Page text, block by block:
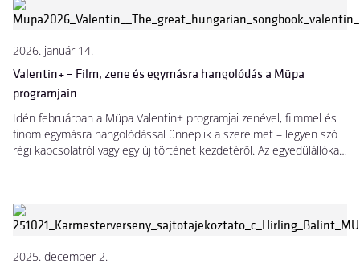
létesítményt.
2026. január 14.
Valentin+ – Film, zene és egymásra hangolódás a Müpa
programjain
Idén februárban a Müpa Valentin+ programjai zenével, filmmel és
finom egymásra hangolódással ünneplik a szerelmet – legyen szó
régi kapcsolatról vagy egy új történet kezdetéről. Az egyedülállókat
2025. december 2.